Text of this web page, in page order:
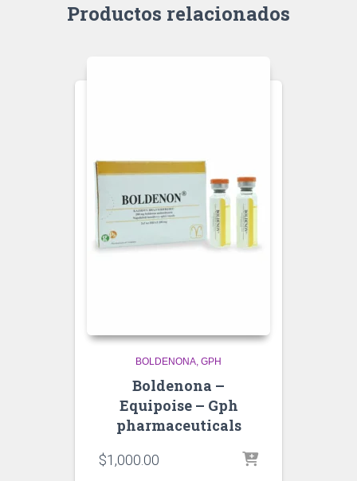
Productos relacionados
BOLDENONA GPH
Boldenona –
Equipoise – Gph
pharmaceuticals
$1,000.00